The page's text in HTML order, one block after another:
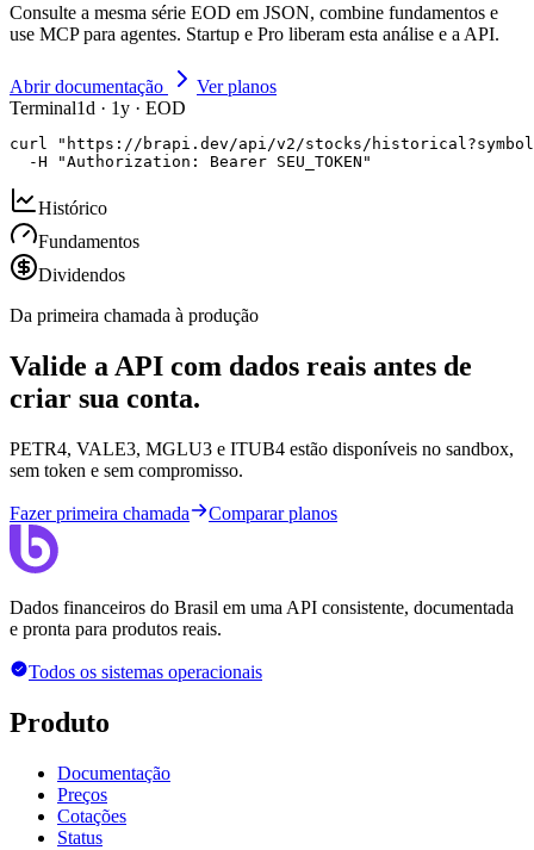
Consulte a mesma série EOD em JSON, combine fundamentos e
use MCP para agentes. Startup e Pro liberam esta análise e a API.
Abrir documentação
Ver planos
Terminal1d · 1y · EOD
curl "https://brapi.dev/api/v2/stocks/
  -H "Authorization: Bearer SEU_TOKEN"
Histórico
Fundamentos
Dividendos
Da primeira chamada à produção
Valide a API com dados reais antes de
criar sua conta.
PETR4, VALE3, MGLU3 e ITUB4 estão disponíveis no sandbox,
sem token e sem compromisso.
Fazer primeira chamada Comparar planos
Dados financeiros do Brasil em uma API consistente, documentada
e pronta para produtos reais.
Todos os sistemas operacionais
Produto
Documentação
Preços
Cotações
Status